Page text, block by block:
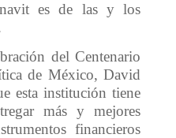
es de las y los
del Centenario
de México, David
esta institución tiene
más y mejores
financieros